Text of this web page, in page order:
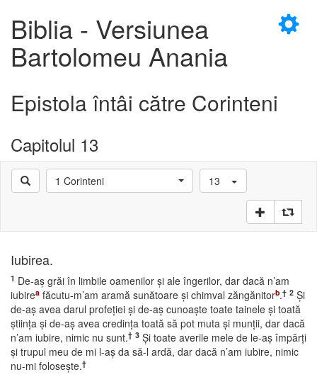
×
Biblia - Versiunea
Bartolomeu Anania
Epistola întâi către Corinteni
Capitolul 13
1 Corinteni 13
Iubirea.
1 De-aş grăi în limbile oamenilor şi ale îngerilor, dar dacă n’am
iubirea făcutu-m’am aramă sunătoare şi chimval zăngănitorb.† 2 Şi
de-aş avea darul profeţiei şi de-aş cunoaşte toate tainele şi toată
ştiinţa şi de-aş avea credinţa toată să pot muta şi munţii, dar dacă
n’am iubire, nimic nu sunt.† 3 Şi toate averile mele de le-aş împărţi
şi trupul meu de mi l-aş da să-l ardă, dar dacă n’am iubire, nimic
nu-mi foloseşte.†